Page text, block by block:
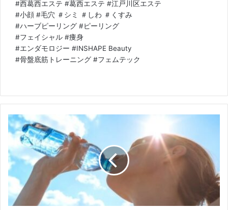
#西葛西エステ #葛西エステ #江戸川区エステ
#小顔 #毛穴 ＃シミ ＃しわ ＃くすみ
#ハーブピーリング #ピーリング
#フェイシャル #痩身
#エンダモロジー #INSHAPE Beauty
#骨盤底筋トレーニング #フェムテック
水
を
沢
山
飲
む
メ
リ
ッ